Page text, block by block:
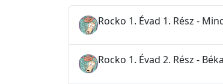
Rocko 1. Évad 1. Rész -
Rocko 1. Évad 2. Rész -